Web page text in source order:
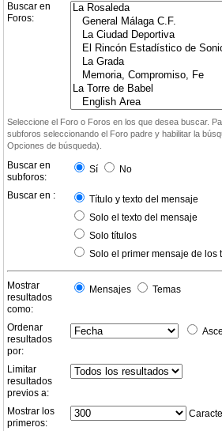
Buscar en
Foros:
Seleccione el Foro o Foros en los que desea buscar.
subforos seleccionando el Foro padre y habilitar la
Opciones de búsqueda).
Buscar en
subforos:
Sí No
Buscar en :
Título y texto del mensaje
Solo el texto del mensaje
Solo títulos
Solo el primer mensaje de los
Mostrar
resultados
como:
Mensajes Temas
Ordenar
resultados
por:
Limitar
resultados
previos a:
Mostrar los
primeros: